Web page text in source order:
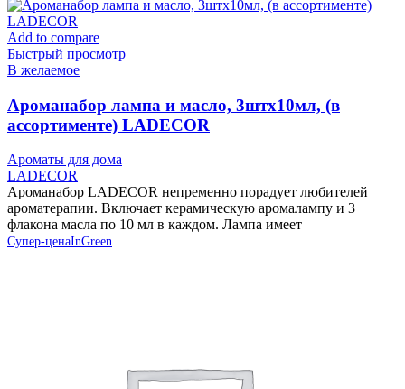
Add to compare
Быстрый просмотр
В желаемое
Ароманабор лампа и масло, 3штx10мл, (в
ассортименте) LADECOR
Ароматы для дома
LADECOR
Ароманабор LADECOR непременно порадует любителей
ароматерапии. Включает керамическую аромалампу и 3
флакона масла по 10 мл в каждом. Лампа имеет
Супер-ценаInGreen